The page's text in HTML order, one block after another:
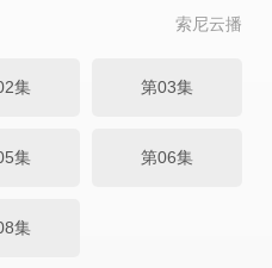
索尼云播
集 第03集
集 第06集
集